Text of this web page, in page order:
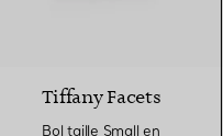
Tiffany Facets
Bol taille Small en